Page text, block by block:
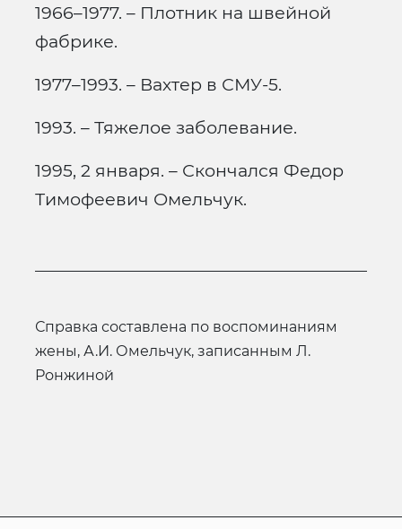
1966–1977. – Плотник на швейной
фабрике.
1977–1993. – Вахтер в СМУ-5.
1993. – Тяжелое заболевание.
1995, 2 января. – Скончался Федор
Тимофеевич Омельчук.
Справка составлена по воспоминаниям
жены, А.И. Омельчук, записанным Л.
Ронжиной